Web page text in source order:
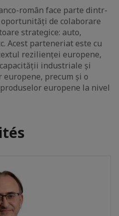
român face parte dintr-
de colaborare
strategice: auto,
Acest parteneriat este cu
rezilienței europene,
industriale și
precum și o
europene la nivel